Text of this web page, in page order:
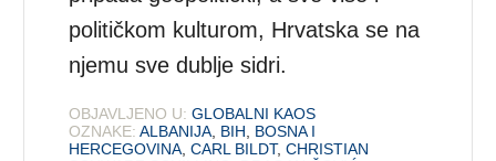
političkom kulturom, Hrvatska se na
njemu sve dublje sidri.
OBJAVLJENO U: GLOBALNI KAOS
OZNAKE: ALBANIJA BIH
BOSNA I
HERCEGOVINA ,CARL BILDT,CHRISTIAN